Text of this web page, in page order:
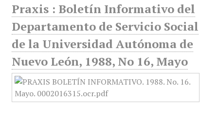
Praxis : Boletín Informativo del
Departamento de Servicio Social
de la Universidad Autónoma de
Nuevo León, 1988, No 16, Mayo